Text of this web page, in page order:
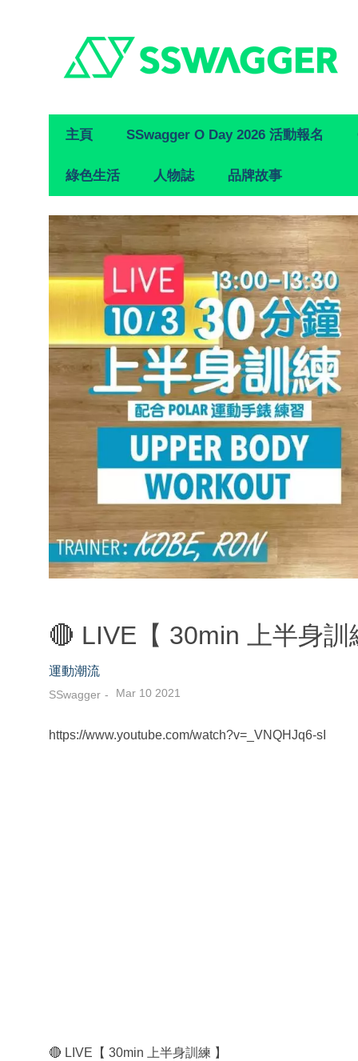
Primary
Navigation
主頁 SSwagger O Day 2026 活動報名
綠色生活 人物誌 品牌故事
🔴 LIVE【 30min 上半身訓
運動潮流
SSwagger Mar 10 2021
https://www.youtube.com/watch?v=_VNQHJq6-sI
🔴 LIVE【 30min 上半身訓練 】